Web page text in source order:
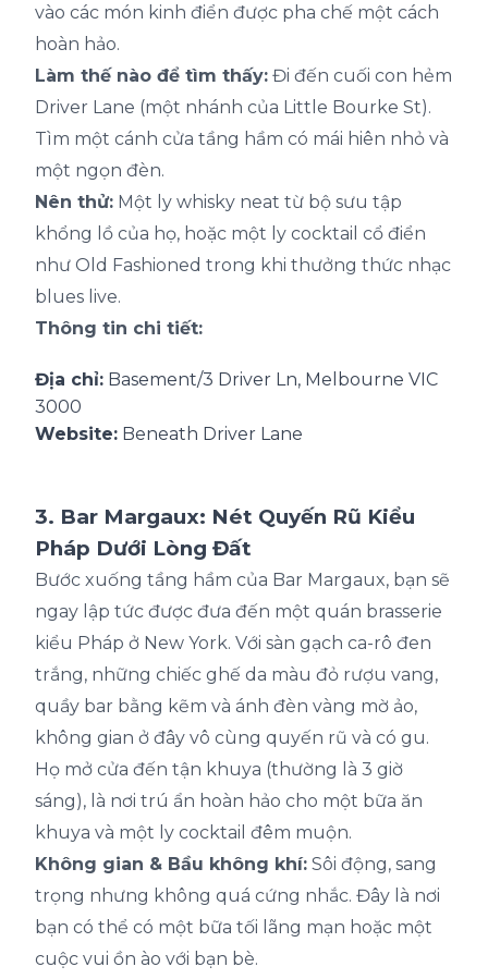
vào các món kinh điển được pha chế một cách
hoàn hảo.
Làm thế nào để tìm thấy: Đi đến cuối con hẻm
Driver Lane (một nhánh của Little Bourke St).
Tìm một cánh cửa tầng hầm có mái hiên nhỏ và
một ngọn đèn.
Nên thử: Một ly whisky neat từ bộ sưu tập
khổng lồ của họ, hoặc một ly cocktail cổ điển
như Old Fashioned trong khi thưởng thức nhạc
blues live.
Thông tin chi tiết:
Địa chỉ: Basement/3 Driver Ln, Melbourne VIC
3000
Website: Beneath Driver Lane
3. Bar Margaux: Nét Quyến Rũ Kiểu
Pháp Dưới Lòng Đất
Bước xuống tầng hầm của Bar Margaux, bạn sẽ
ngay lập tức được đưa đến một quán brasserie
kiểu Pháp ở New York. Với sàn gạch ca-rô đen
trắng, những chiếc ghế da màu đỏ rượu vang,
quầy bar bằng kẽm và ánh đèn vàng mờ ảo,
không gian ở đây vô cùng quyến rũ và có gu.
Họ mở cửa đến tận khuya (thường là 3 giờ
sáng), là nơi trú ẩn hoàn hảo cho một bữa ăn
khuya và một ly cocktail đêm muộn.
Không gian & Bầu không khí: Sôi động, sang
trọng nhưng không quá cứng nhắc. Đây là nơi
bạn có thể có một bữa tối lãng mạn hoặc một
cuộc vui ồn ào với bạn bè.